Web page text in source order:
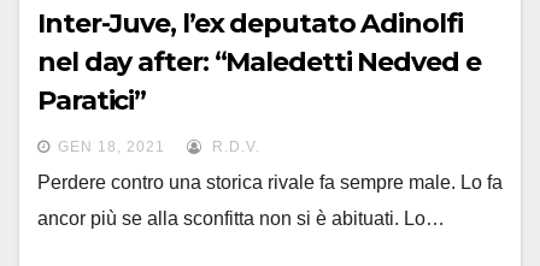
Inter-Juve, l’ex deputato Adinolfi
nel day after: “Maledetti Nedved e
Paratici”
GEN 18, 2021 R.D.V.
Perdere contro una storica rivale fa sempre male. Lo fa
ancor più se alla sconfitta non si è abituati. Lo…